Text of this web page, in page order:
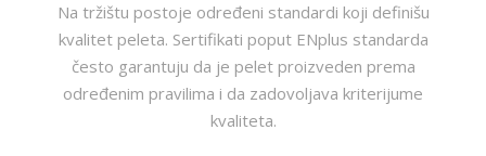
Na tržištu postoje određeni standardi koji definišu
kvalitet peleta. Sertifikati poput ENplus standarda
često garantuju da je pelet proizveden prema
određenim pravilima i da zadovoljava kriterijume
kvaliteta.